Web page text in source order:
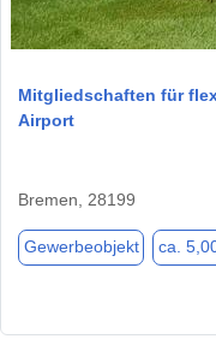
Mitgliedschaften für
Airport
Bremen, 28199
Gewerbeobjekt ca.